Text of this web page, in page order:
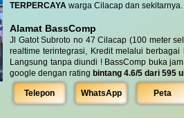
TERPERCAYA warga Cilacap dan sekitarnya.
Alamat BassComp
Jl Gatot Subroto no 47 Cilacap (100 meter
realtime terintegrasi, Kredit melalui berbagai
Langsung tanpa diundi ! BassComp buka
google dengan rating bintang 4.6/5 dari 595
Telepon WhatsApp Peta